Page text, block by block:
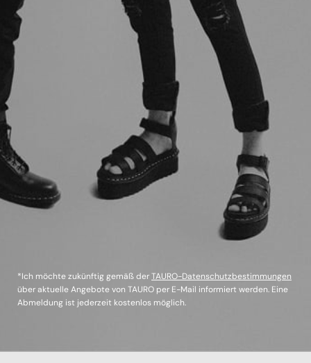
*Ich möchte zukünftig gemäß derTAURO-Datenschutzbestimmungen
über aktuelle Angebote von TAURO per E-Mail informiert werden. Eine
Abmeldung ist jederzeit kostenlos möglich.